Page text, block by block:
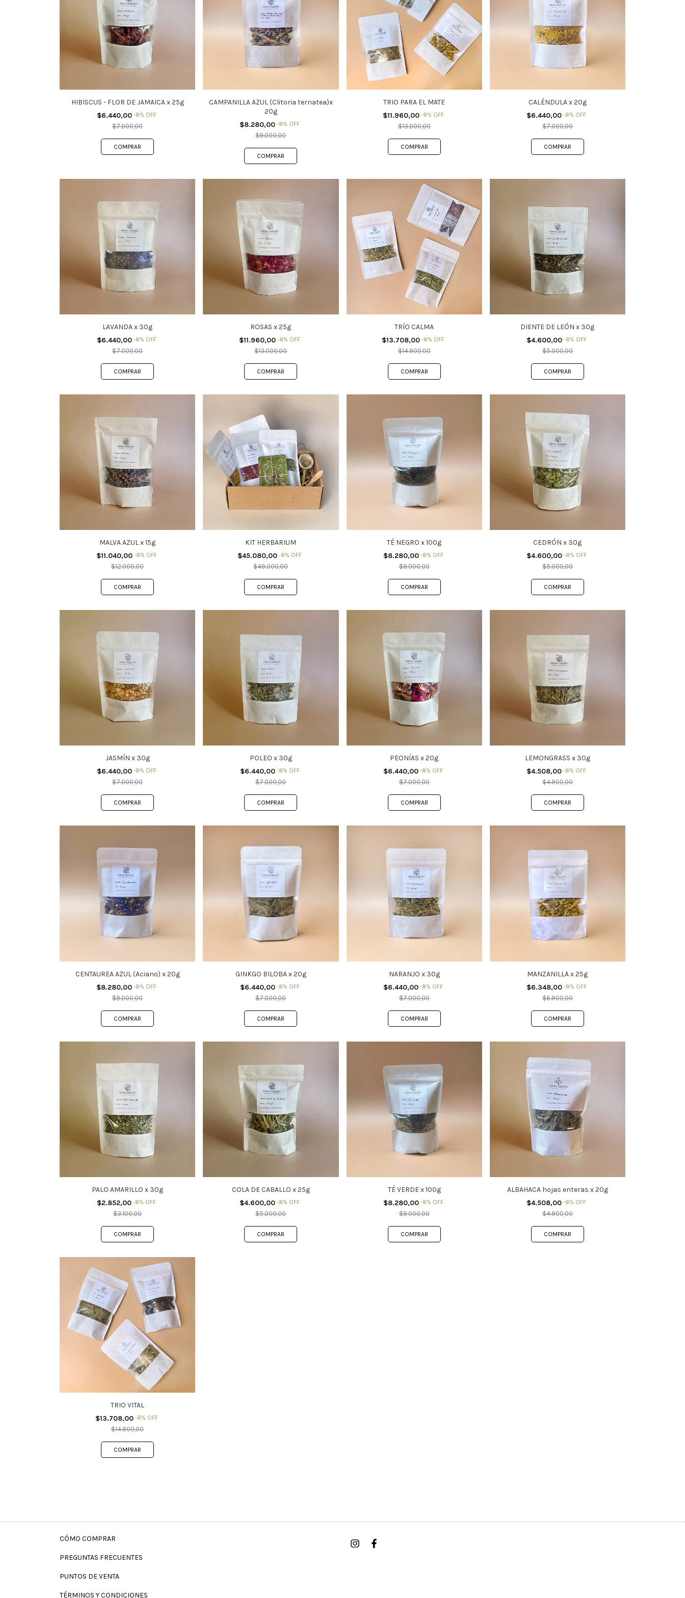
HIBISCUS - FLOR DE JAMAICA x 25g
$6.440,00 -8% OFF
$7.000,00
CAMPANILLA AZUL (Clitoria ternatea)x
20g
$8.280,00-8% OFF
$9.000,00
TRIO PARA EL MATE
$11.960,00 -8% OFF
$13.000,00
CALÉNDULA x 20g
$6.440,00-8% OFF
$7.000,00
LAVANDA x 30g
$6.440,00 -8% OFF
$7.000,00
ROSAS x 25g
$11.960,00-8% OFF
$13.000,00
TRÍO CALMA
$13.708,00-8% OFF
$14.900,00
DIENTE DE LEÓN x 30g
$4.600,00 -8% OFF
$5.000,00
MALVA AZUL x 15g
$11.040,00 -8% OFF
$12.000,00
KIT HERBARIUM
$45.080,00-8% OFF
$49.000,00
TÉ NEGRO x 100g
$8.280,00 -8% OFF
$9.000,00
CEDRÓN x 30g
$4.600,00 -8% OFF
$5.000,00
JASMÍN x 30g
$6.440,00 -8% OFF
$7.000,00
POLEO x 30g
$6.440,00 -8% OFF
$7.000,00
PEONÍAS x 20g
$6.440,00-8% OFF
$7.000,00
LEMONGRASS x 30g
$4.508,00-8% OFF
$4.900,00
CENTAUREA AZUL (Aciano) x 20g
$8.280,00-8% OFF
$9.000,00
GINKGO BILOBA x 20g
$6.440,00 -8% OFF
$7.000,00
NARANJO x 30g
$6.440,00-8% OFF
$7.000,00
MANZANILLA x 25g
$6.348,00 -8% OFF
$6.900,00
PALO AMARILLO x 30g
$2.852,00-8% OFF
$3.100,00
COLA DE CABALLO x 25g
$4.600,00-8% OFF
$5.000,00
TÉ VERDE x 100g
$8.280,00 -8% OFF
$9.000,00
ALBAHACA hojas enteras x 20g
$4.508,00-8% OFF
$4.900,00
TRIO VITAL
$13.708,00 -8% OFF
$14.900,00
CÓMO COMPRAR
PREGUNTAS FRECUENTES
PUNTOS DE VENTA
TÉRMINOS Y CONDICIONES